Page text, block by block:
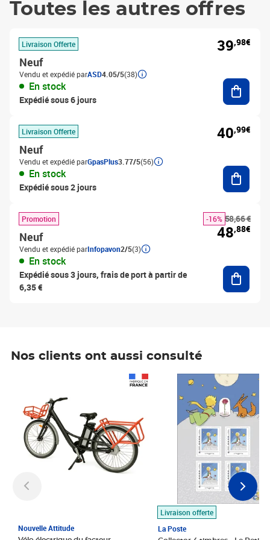
Toutes les autres offres
Livraison Offerte
Neuf
Vendu et expédié parASD4.05/5(38)
En stock
Expédié sous 6 jours
39,98€
Livraison Offerte
Neuf
Vendu et expédié parGpasPlus3.77/5(56)
En stock
Expédié sous 2 jours
40,99€
Promotion
Neuf
Vendu et expédié parInfopavon2/5(3)
En stock
Expédié sous 3 jours, frais de port à partir de
6,35 €
58,66 €
-16%
48,88€
Nos clients ont aussi consulté
Nouvelle Attitude
Livraison offerte
La Poste
Prix 7,50€